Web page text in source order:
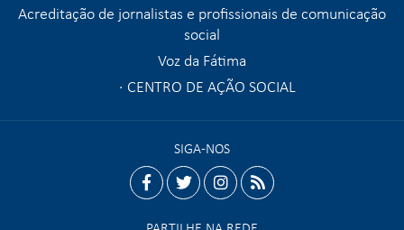
Acreditação de jornalistas e profissionais de comunicação
social
Voz da Fátima
CENTRO DE AÇÃO SOCIAL
SIGA-NOS
facebooktwitterinstagram
rss